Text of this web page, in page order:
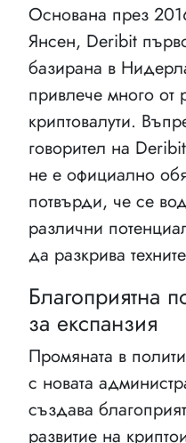
Основана през
Янсен, Deribit
базирана в
привлече много от
криптовалути.
говорител на
не е официално
потвърди, че се
различни
да разкрива
Благоприятна
за експанзия
Промяната в
с новата
създава
развитие на